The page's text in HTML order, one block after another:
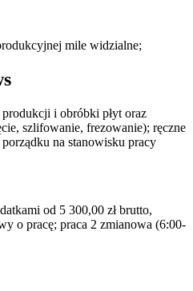
mile widzialne;
produkcji i obróbki płyt oraz
szlifowanie, frezowanie); ręczne
na stanowisku pracy
od 5 300,00 zł brutto,
o pracę; praca 2 zmianowa (6:00-